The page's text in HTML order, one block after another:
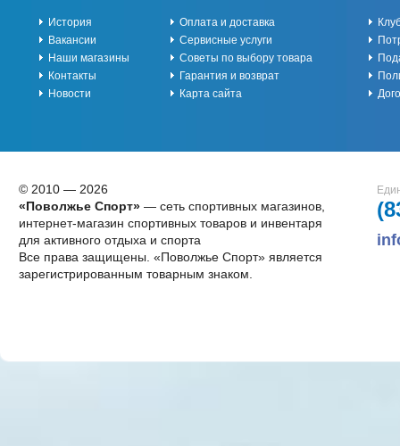
История
Вакансии
Наши магазины
Контакты
Новости
Оплата и доставка
Сервисные услуги
Советы по выбору товара
Гарантия и возврат
Карта сайта
© 2010 — 2026
«Поволжье Спорт»— сеть спортивных магазинов,
интернет-магазин спортивных товаров и инвентаря
для активного отдыха и спорта
Все права защищены. «Поволжье Спорт» является
зарегистрированным товарным знаком.